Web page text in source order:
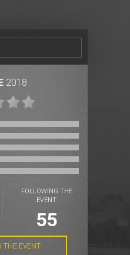
2018
FOLLOWING THE
EVENT
55
THE EVENT